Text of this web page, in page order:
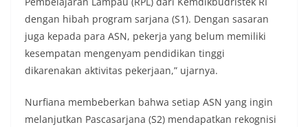
dengan hibah program sarjana (S1). Dengan sasaran
juga kepada para ASN, pekerja yang belum memiliki
kesempatan mengenyam pendidikan tinggi
dikarenakan aktivitas pekerjaan,” ujarnya.
Nurfiana membeberkan bahwa setiap ASN yang ingin
melanjutkan Pascasarjana (S2) mendapatkan rekognisi